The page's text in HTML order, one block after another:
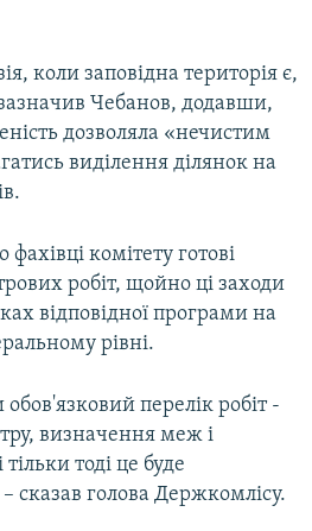
коли заповідна територія є,
Чебанов, додавши,
дозволяла «нечистим
виділення ділянок на
комітету готові
робіт, щойно ці заходи
відповідної програми на
рівні.
перелік робіт -
визначення меж і
тоді це буде
сказав голова Держкомлісу.